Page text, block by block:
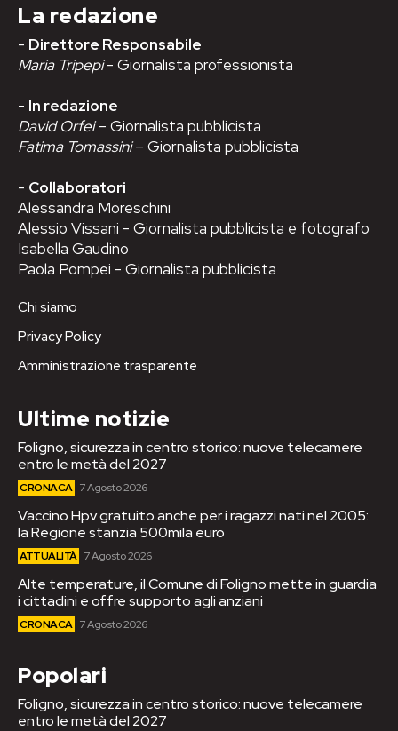
La redazione
- Direttore Responsabile
Maria Tripepi- Giornalista professionista
- In redazione
David Orfei– Giornalista pubblicista
Fatima Tomassini– Giornalista pubblicista
- Collaboratori
Alessandra Moreschini
Alessio Vissani - Giornalista pubblicista e fotografo
Isabella Gaudino
Paola Pompei - Giornalista pubblicista
Chi siamo
Privacy Policy
Amministrazione trasparente
Ultime notizie
Foligno, sicurezza in centro storico: nuove telecamere
entro le metà del 2027
CRONACA 7 Agosto 2026
Vaccino Hpv gratuito anche per i ragazzi nati nel 2005:
la Regione stanzia 500mila euro
ATTUALITÀ 7 Agosto 2026
Alte temperature, il Comune di Foligno mette in guardia
i cittadini e offre supporto agli anziani
CRONACA 7 Agosto 2026
Popolari
Foligno, sicurezza in centro storico: nuove telecamere
entro le metà del 2027